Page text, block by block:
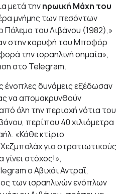
μετά τηνηρωική Μάχη του
μνήμης των πεσόντων
του Λιβάνου (1982),»
στην κορυφή του Μποφόρ
την ισραηλινή σημαία»,
στο Telegram.
ένοπλες δυνάμεις εξέδωσαν
να απομακρυνθούν
όλη την περιοχή νότια του
περίπου 40 χιλιόμετρα
«Κάθε κτίριο
για στρατιωτικούς
στόχος!»,
ο Αβιχάι Αντραΐ,
των ισραηλινών ενόπλων